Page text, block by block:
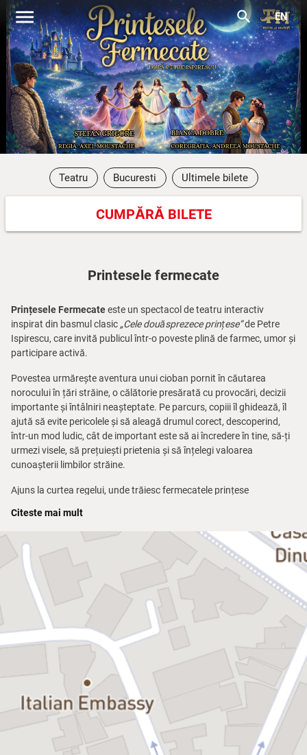
menu search EN
Teatru Bucuresti Ultimele bilete
CUMPĂRĂ BILETE
Printesele fermecate
Prințesele Fermecateeste un spectacol de teatru interactiv
inspirat din basmul clasic „Cele douăsprezece prințese”de Petre
Ispirescu, care invită publicul într-o poveste plină de farmec, umor și
participare activă.
Povestea urmărește aventura unui cioban pornit în căutarea
norocului în țări străine, o călătorie presărată cu provocări, decizii
importante și întâlniri neașteptate. Pe parcurs, copiii îl ghidează, îl
ajută să evite pericolele și să aleagă drumul corect, descoperind,
într-un mod ludic, cât de important este să ai încredere în tine, să-ți
urmezi visele, să prețuiești prietenia și să înțelegi valoarea
cunoașterii limbilor străine.
Ajuns la curtea regelui, unde trăiesc fermecatele prințese
sprijinul copiilor devine esențial pentru depășirea obstacolelor și
atingerea unui final fericit. Momentele interactive, muzica și dansul
se împletesc într-un spectacol plin de energie și culoare, care
menține atenția și implicarea publicului pe tot parcursul
reprezentației.
Prințesele Fermecate
este un spectacol care aduce împreună
teatrul, joaca și educația, oferind o experiență caldă și memorabilă,
în care atât copiii, cât și adulții sunt invitați să râdă, să se
emoționeze și să se bucure de magia poveștii.
Spectacol cu audiență generală.
Distribuția: Bianca Dobre și Ștefan Grigore
Citeste mai mult